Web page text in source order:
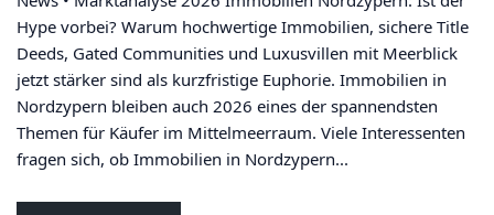
Hype vorbei? Warum hochwertige Immobilien, sichere Title
Deeds, Gated Communities und Luxusvillen mit Meerblick
jetzt stärker sind als kurzfristige Euphorie. Immobilien in
Nordzypern bleiben auch 2026 eines der spannendsten
Themen für Käufer im Mittelmeerraum. Viele Interessenten
fragen sich, ob Immobilien in Nordzypern...